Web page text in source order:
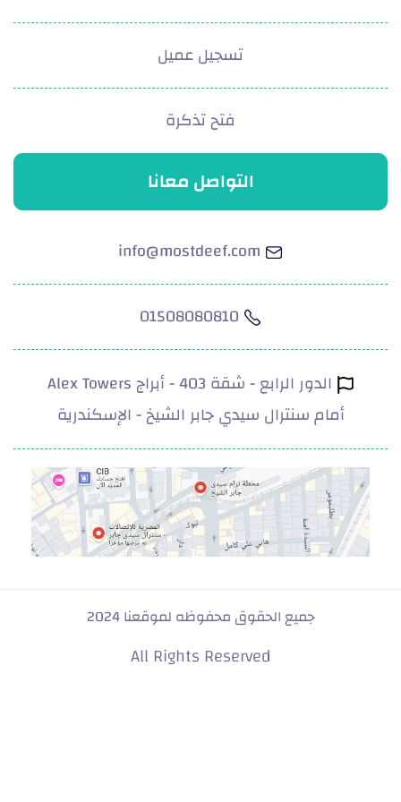
تسجيل عميل
فتح تذكرة
التواصل معانا
info@mostdeef.com
01508080810
الدور الرابع - شقة 403 - أبراج Alex Towers
أمام سنترال سيدي جابر الشيخ - الإسكندرية
جميع الحقوق محفوظه لموقعنا 2024
All Rights Reserved